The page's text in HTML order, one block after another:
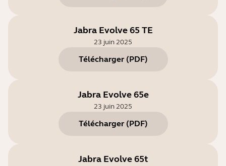
Jabra Evolve 65 TE
23 juin 2025
Télécharger (PDF)
Jabra Evolve 65e
23 juin 2025
Télécharger (PDF)
Jabra Evolve 65t